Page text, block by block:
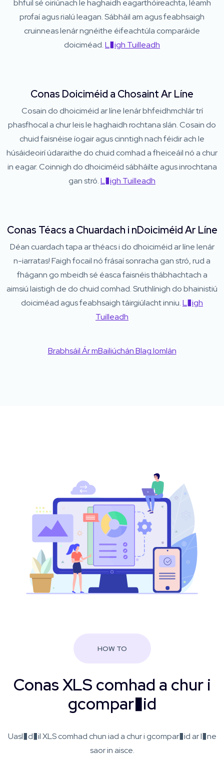
bhfuil sé oiriúnach le haghaidh eagarthóireachta, léamh
profaí agus rialú leagan. Sábháil am agus feabhsaigh
cruinneas lenár ngnéithe éifeachtúla comparáide
doiciméad.L�igh Tuilleadh
Conas Doiciméid a Chosaint Ar Líne
Cosain do dhoiciméid ar líne lenár bhfeidhmchlár trí
phasfhocal a chur leis le haghaidh rochtana slán. Cosain do
chuid faisnéise íogair agus cinntigh nach féidir ach le
húsáideoirí údaraithe do chuid comhad a fheiceáil nó a chur
in eagar. Coinnigh do dhoiciméid sábháilte agus inrochtana
gan stró.L�igh Tuilleadh
Conas Téacs a Chuardach i nDoiciméid Ar Líne
Déan cuardach tapa ar théacs i do dhoiciméid ar líne lenár
n-iarratas! Faigh focail nó frásaí sonracha gan stró, rud a
fhágann go mbeidh sé éasca faisnéis thábhachtach a
aimsiú laistigh de do chuid comhad. Sruthlínigh do bhainistiú
doiciméad agus feabhsaigh táirgiúlacht inniu.L�igh
Tuilleadh
Brabhsáil Ár mBailiúchán Blag Iomlán
HOW TO
Conas XLS comhad a chur i
gcompar�id
Uasl�d�il XLS comhad chun iad a chur i gcompar�id ar l�ne
saor in aisce.